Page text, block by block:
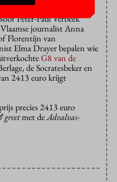
Peter-Paul Verbeek
journalist Anna
Florentijn van
Elma Drayer bepalen wie
G8 van de
de Socratesbeker en
2413 euro krijgt
precies 2413 euro
greetmet deAdvalvas-